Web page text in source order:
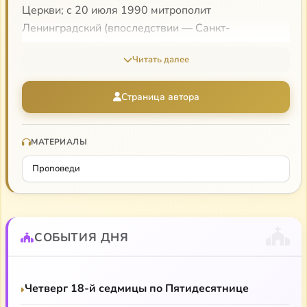
Церкви; с 20 июля 1990 митрополит
Ленинградский (впоследствии — Санкт-
Священного Синода, мыслитель, богослов и
историк.
Читать далее
Страница автора
МАТЕРИАЛЫ
Проповеди
СОБЫТИЯ ДНЯ
Четверг 18-й седмицы по Пятидесятнице